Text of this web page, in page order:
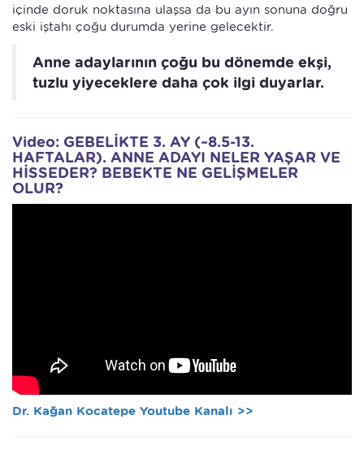
içinde doruk noktasına ulaşsa da bu ayın sonuna doğru
eski iştahı çoğu durumda yerine gelecektir.
Anne adaylarının çoğu bu dönemde ekşi,
tuzlu yiyeceklere daha çok ilgi duyarlar.
Video: GEBELİKTE 3. AY (~8.5-13.
HAFTALAR). ANNE ADAYI NELER YAŞAR VE
HİSSEDER? BEBEKTE NE GELİŞMELER
OLUR?
Dr. Kağan Kocatepe Youtube Kanalı >>